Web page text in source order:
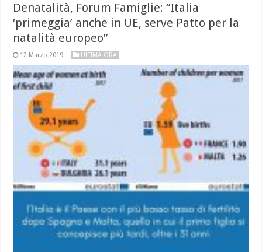
Denatalità, Forum Famiglie: “Italia
‘primeggia’ anche in UE, serve Patto per la
natalità europeo”
12 Marzo 2019 ULTIMA ORA